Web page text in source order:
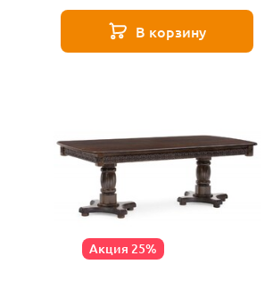
В корзину
Акция 25%